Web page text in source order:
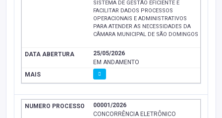
SISTEMA DE GESTÃO EFICIENTE E
FACILITAR DADOS PROCESSOS
OPERACIONAIS E ADMINISTRATIVOS
PARA ATENDER AS NECESSIDADES DA
CÂMARA MUNICIPAL DE SÃO DOMINGOS
25/05/2026
EM ANDAMENTO
00001/2026
CONCORRÊNCIA ELETRÔNICO